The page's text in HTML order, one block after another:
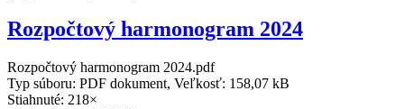
Rozpočtový harmonogram 2024
Rozpočtový harmonogram 2024.pdf
Typ súboru: PDF dokument, Veľkosť: 158,07 kB
Stiahnuté: 218×